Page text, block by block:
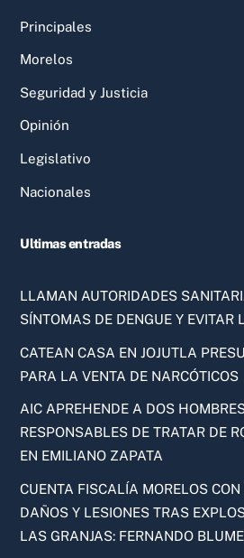
Principales
Morelos
Seguridad y Justicia
Opinión
Legislativo
Nacionales
Ultimas entradas
LLAMAN AUTORIDADES
SÍNTOMAS DE DENGUE Y EVITAR
CATEAN CASA EN JOJUTLA
PARA LA VENTA DE NARCÓTICOS
AIC APREHENDE A DOS
RESPONSABLES DE TRATAR DE
EN EMILIANO ZAPATA
CUENTA FISCALÍA MORELOS
DAÑOS Y LESIONES TRAS
LAS GRANJAS: FERNANDO